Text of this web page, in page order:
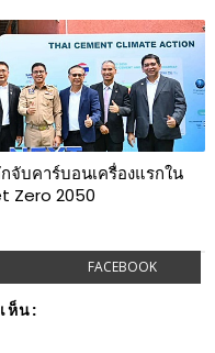
จับคาร์บอนเครื่องแรกใน
Zero 2050
FACEBOOK
ห็น: